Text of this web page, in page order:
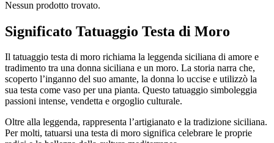
Nessun prodotto trovato.
Significato Tatuaggio Testa di Moro
Il tatuaggio testa di moro richiama la leggenda siciliana di amore e
tradimento tra una donna siciliana e un moro. La storia narra che,
scoperto l’inganno del suo amante, la donna lo uccise e utilizzò la
sua testa come vaso per una pianta. Questo tatuaggio simboleggia
passioni intense, vendetta e orgoglio culturale.
Oltre alla leggenda, rappresenta l’artigianato e la tradizione siciliana.
Per molti, tatuarsi una testa di moro significa celebrare le proprie